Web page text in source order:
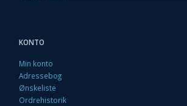
KONTO
Min konto
Adressebog
Ønskeliste
Ordrehistorik